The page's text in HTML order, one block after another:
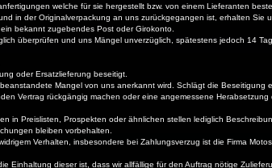
welche für sie hergestellt bzw. von einem Lieferanten
in der Originalverpackung an uns zurückgegangen ist, erhalten Sie
bekannt zugebendes Post oder Girokonto.
überprüfen und uns Mängel unverzüglich, spätestens jedoch 14
oder Ersatzlieferung beseitigt.
Mangel von uns anerkannt wird. Schlägt die
Vertrag rückgängig machen oder eine angemessene
in Preislisten, Prospekten oder ähnlichen stellen lediglich
bleiben vorbehalten.
Verhalten, insbesondere bei Zahlungsverzug ist die Firma
Einhaltung dieser ist, dass wir allfällige für den Auftrag nötige